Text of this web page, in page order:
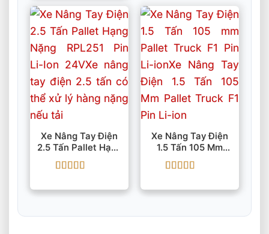
Xe Nâng Tay Điện
2.5 Tấn Pallet Hạng
Nặng RPL251 Pin
Li-Ion 24V
hạng55 sao
Xe Nâng Tay Điện
1.5 Tấn 105 Mm
Pallet Truck F1 Pin
Li-Ion
hạng55 sao